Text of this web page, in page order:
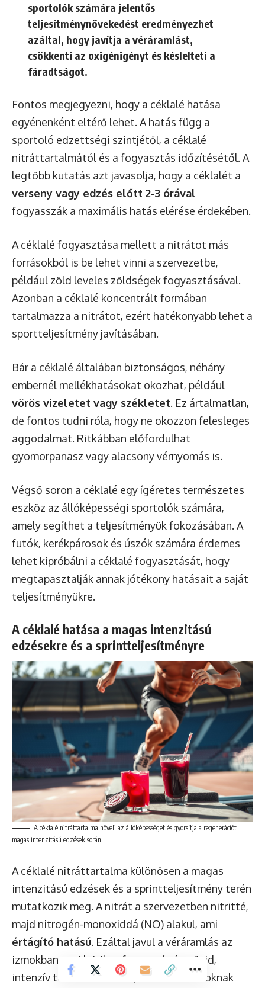
sportolók számára jelentős
teljesítménynövekedést eredményezhet
azáltal, hogy javítja a véráramlást,
csökkenti az oxigénigényt és késlelteti a
fáradtságot.
Fontos megjegyezni, hogy a céklalé hatása
egyénenként eltérő lehet. A hatás függ a
sportoló edzettségi szintjétől, a céklalé
nitráttartalmától és a fogyasztás időzítésétől. A
legtöbb kutatás azt javasolja, hogy a céklalét a
verseny vagy edzés előtt 2-3 órával
fogyasszák a maximális hatás elérése érdekében.
A céklalé fogyasztása mellett a nitrátot más
forrásokból is be lehet vinni a szervezetbe,
például zöld leveles zöldségek fogyasztásával.
Azonban a céklalé koncentrált formában
tartalmazza a nitrátot, ezért hatékonyabb lehet a
sportteljesítmény javításában.
Bár a céklalé általában biztonságos, néhány
embernél mellékhatásokat okozhat, például
vörös vizeletet vagy székletet. Ez ártalmatlan,
de fontos tudni róla, hogy ne okozzon felesleges
aggodalmat. Ritkábban előfordulhat
gyomorpanasz vagy alacsony vérnyomás is.
Végső soron a céklalé egy ígéretes természetes
eszköz az állóképességi sportolók számára,
amely segíthet a teljesítményük fokozásában. A
futók, kerékpárosok és úszók számára érdemes
lehet kipróbálni a céklalé fogyasztását, hogy
megtapasztalják annak jótékony hatásait a saját
teljesítményükre.
A céklalé hatása a magas intenzitású
edzésekre és a sprintteljesítményre
A céklalé nitráttartalma növeli az állóképességet és gyorsítja a regenerációt
magas intenzitású edzések során.
A céklalé nitráttartalma különösen a magas
intenzitású edzések és a sprintteljesítmény terén
mutatkozik meg. A nitrát a szervezetben nitritté,
majd nitrogén-monoxiddá (NO) alakul, ami
értágító hatású. Ezáltal javul a véráramlás az
izmokban, ami kritikus fontosságú a rövid,
intenzív terhelések során, amikor az izmoknak